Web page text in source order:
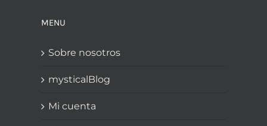
MENU
Sobre nosotros
mysticalBlog
Mi cuenta